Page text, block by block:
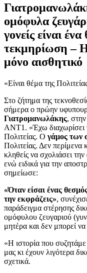
ομόφυλα
γονείς είναι
τεκμηρίωση –
μόνο αισθητικό
«Είναι θέμα της
Στο ζήτημα της
σήμερα ο πρώην
Γιατρομανωλάκης,
ΑΝΤ1. «Έχω διαχωρίσει
Πολιτείας. Ο γάμος των
Πολιτείας. Δεν περίμενα
κληθείς να σχολιάσει
ενώ ειδικά για την
σημείωσε:
«Όταν είσαι ένας
την εκφράζεις»,
παράδειγμα στέρησης
ομόφυλου ζευγαριού
μητέρα και δεν μπορεί
«Η ιστορία που
μας κι έχουν λιγότερα
σχετικά.